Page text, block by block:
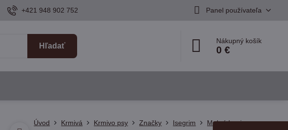
+421 948 902 752 Panel používateľa
Hľadať
Nákupný košík
0 €
Úvod Krmivá Krmivo psy Značky Isegrim Mokré krmivo